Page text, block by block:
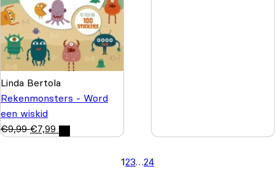
Linda Bertola
Rekenmonsters - Word
een wiskid
€9,99 €7,99
123…24